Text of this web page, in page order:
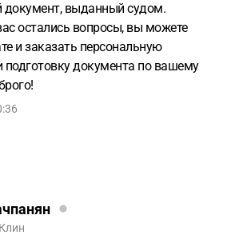
документ, выданный судом.
остались вопросы, вы можете
и заказать персональную
подготовку документа по вашему